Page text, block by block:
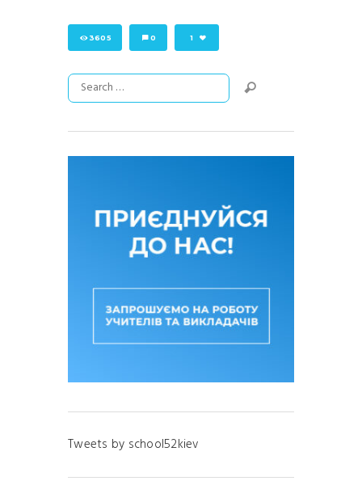
3605 0 1
Tweets by school52kiev